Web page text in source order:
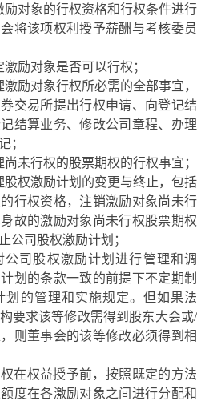
励对象的行权资格和行权条件进行
将该项权利授予薪酬与考核委员
励对象是否可以行权；
励对象行权所必需的全部事宜，
交易所提出行权申请、向登记结
结算业务、修改公司章程、办理
；
未行权的股票期权的行权事宜；
股权激励计划 的变更与终止，包括
行权资格，注销激励对象尚未行
故的激励对象尚未行权股票期权
公司 股权激励计划 ；
公司 股权激励计划进行管理和调
划 的条款一致的前提下不定期制
划 的管理和实施规定。但如果法
要求该等修改需得到股东大会或/
则董事会的该等修改必须得到相
在权益授予前，按照既定的方法
度在各激励对象之间进行分配和